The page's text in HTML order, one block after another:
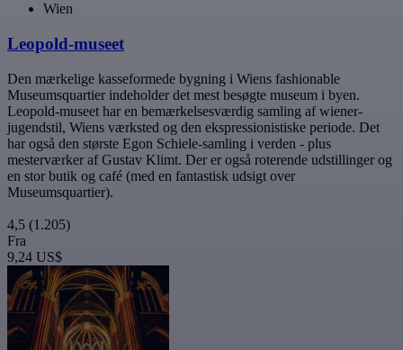
Wien
Leopold-museet
Den mærkelige kasseformede bygning i Wiens fashionable
Museumsquartier indeholder det mest besøgte museum i byen.
Leopold-museet har en bemærkelsesværdig samling af wiener-
jugendstil, Wiens værksted og den ekspressionistiske periode. Det
har også den største Egon Schiele-samling i verden - plus
mesterværker af Gustav Klimt. Der er også roterende udstillinger og
en stor butik og café (med en fantastisk udsigt over
Museumsquartier).
4,5 (1.205)
Fra
9,24 US$